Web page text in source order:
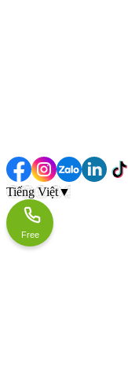
Tiếng Việt▼
Free